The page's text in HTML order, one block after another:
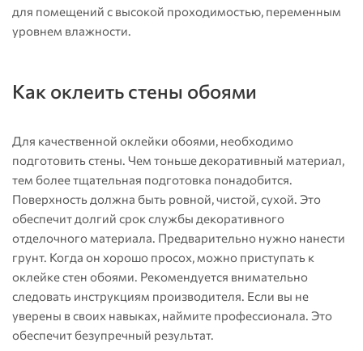
для помещений с высокой проходимостью, переменным
уровнем влажности.
Как оклеить стены обоями
Для качественной оклейки обоями, необходимо
подготовить стены. Чем тоньше декоративный материал,
тем более тщательная подготовка понадобится.
Поверхность должна быть ровной, чистой, сухой. Это
обеспечит долгий срок службы декоративного
отделочного материала. Предварительно нужно нанести
грунт. Когда он хорошо просох, можно приступать к
оклейке стен обоями. Рекомендуется внимательно
следовать инструкциям производителя. Если вы не
уверены в своих навыках, наймите профессионала. Это
обеспечит безупречный результат.